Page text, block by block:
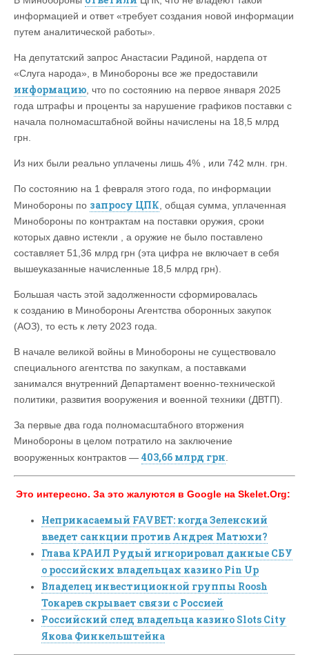
информацией и ответ «требует создания новой информации
путем аналитической работы».
На депутатский запрос Анастасии Радиной, нардепа от
«Слуга народа», в Минобороны все же предоставили
информацию , что по состоянию на первое января 2025
года штрафы и проценты за нарушение графиков поставки с
начала полномасштабной войны начислены на 18,5 млрд
грн.
Из них были реально уплачены лишь 4% , или 742 млн. грн.
По состоянию на 1 февраля этого года, по информации
Минобороны по запросу ЦПК , общая сумма, уплаченная
Минобороны по контрактам на поставки оружия, сроки
которых давно истекли , а оружие не было поставлено
составляет 51,36 млрд грн (эта цифра не включает в себя
вышеуказанные начисленные 18,5 млрд грн).
Большая часть этой задолженности сформировалась
к созданию в Минобороны Агентства оборонных закупок
(АОЗ), то есть к лету 2023 года.
В начале великой войны в Минобороны не существовало
специального агентства по закупкам, а поставками
занимался внутренний Департамент военно-технической
политики, развития вооружения и военной техники (ДВТП).
За первые два года полномасштабного вторжения
Минобороны в целом потратило на заключение
вооруженных контрактов — 403,66 млрд грн
Это интересно. За это жалуются в Google на Skelet.Org:
Неприкасаемый FAVBET: когда Зеленский
введет санкции против Андрея Матюхи?
Глава КРАИЛ Рудый игнорировал данные СБУ
о российских владельцах казино Pin Up
Владелец инвестиционной группы Roosh
Токарев скрывает связи с Россией
Российский след владельца казино Slots City
Якова Финкельштейна